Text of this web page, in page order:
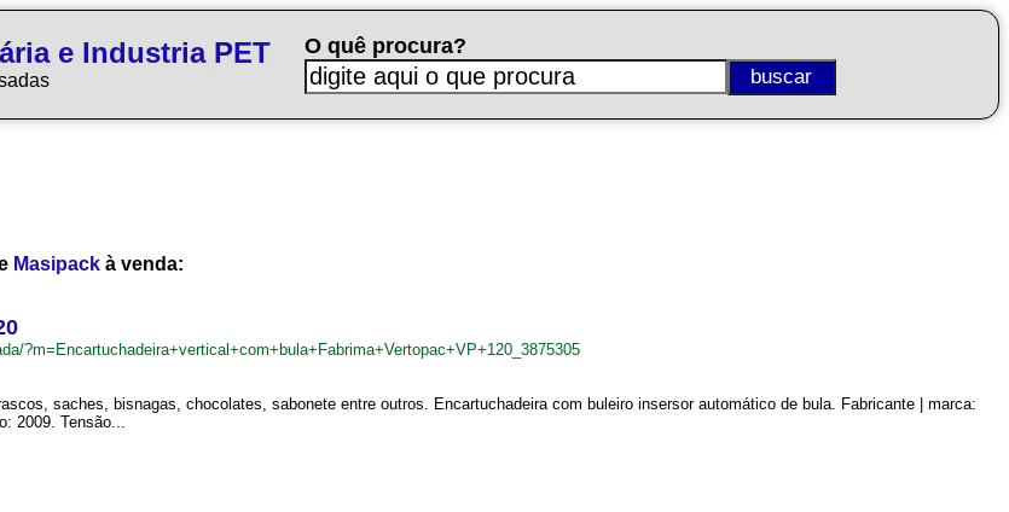
e Industria PET O quê procura?
Masipack à venda:
?m=Encartuchadeira+vertical+com+bula+Fabrima+Vertopac+VP+120_3875305
saches, bisnagas, chocolates, sabonete entre outros. Encartuchadeira com buleiro insersor automático de bula. Fabricante | marca:
2009. Tensão...